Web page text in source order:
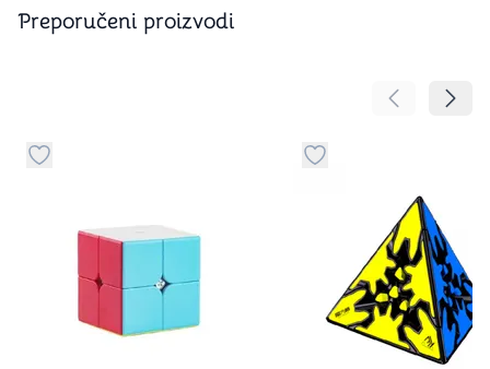
Preporučeni proizvodi
Pomeranje
Dugme za dodavanje stvari u kategoriju omiljeno
Dugme za dodavanje